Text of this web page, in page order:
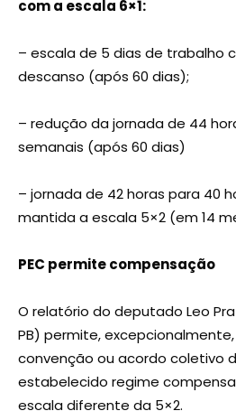
com a escala 6×1:
– escala de 5 dias de trabalho
descanso (após 60 dias);
– redução da jornada de 44
semanais (após 60 dias)
– jornada de 42 horas para 40
mantida a escala 5×2 (em 14
PEC permite compensação
O relatório do deputado Leo
PB) permite,
convenção ou acordo coletivo
estabelecido regime
escala diferente da 5×2.